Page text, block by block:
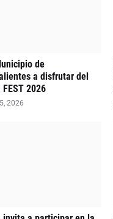
de
a disfrutar del
FEST 2026
2026